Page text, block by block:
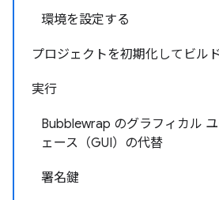
環境を設定する
プロジェクトを初期化してビル
実行
Bubblewrap のグラフィカル
ェース（GUI）の代替
署名鍵